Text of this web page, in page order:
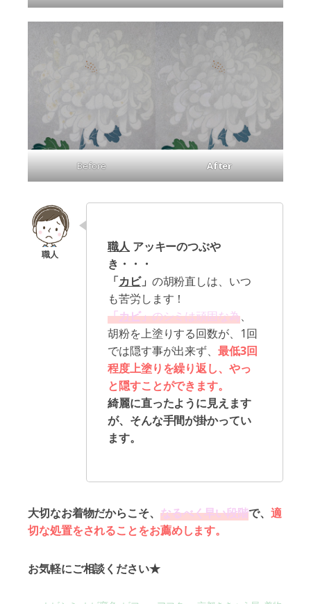
Before After
職人 アッキーのつぶや
き・・・
「カビ」 の胡粉直しは、いつ
も苦労します！
「カビ」のシミは頑固な為、
胡粉を上塗りする回数が、1回
では隠す事が出来ず、 最低3回
程度上塗りを繰り返し、やっ
と隠すことができます。
綺麗に直ったように見えます
が、そんな手間が掛かってい
ます。
大切なお着物だからこそ、 なるべく早い段階で、 適
切な処置をされることをお薦めします。
お気軽にご相談ください★